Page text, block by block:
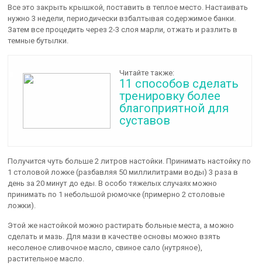
Все это закрыть крышкой, поставить в теплое место. Настаивать
нужно 3 недели, периодически взбалтывая содержимое банки.
Затем все процедить через 2-3 слоя марли, отжать и разлить в
темные бутылки.
Читайте также:
11 способов сделать
тренировку более
благоприятной для
суставов
Получится чуть больше 2 литров настойки. Принимать настойку по
1 столовой ложке (разбавляя 50 миллилитрами воды) 3 раза в
день за 20 минут до еды. В особо тяжелых случаях можно
принимать по 1 небольшой рюмочке (примерно 2 столовые
ложки).
Этой же настойкой можно растирать больные места, а можно
сделать и мазь. Для мази в качестве основы можно взять
несоленое сливочное масло, свиное сало (нутряное),
растительное масло.